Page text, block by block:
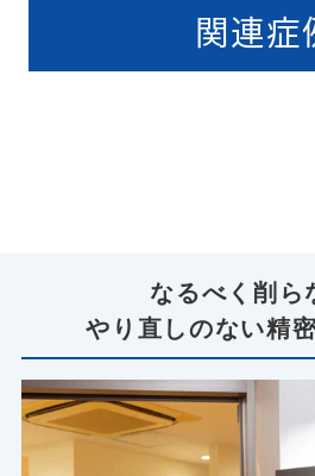
関連症
なるべく削ら
やり直しのない精